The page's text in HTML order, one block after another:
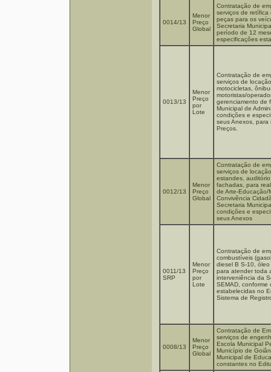
0014/13
Menor
Preço
Global
Contratação de
serviços de retífica
peças para os
Secretaria
período de 12
especificações
0013/13
Menor
Preço
por
Lote
Contratação de
serviços de
motocicletas,
motoristas/
gerenciamento de
Municipal de
condições e
seus Anexos, para
Preços.
0012/13
Menor
Preço
Global
Contratação de
serviços de
estandes,
fachadas, para
de Arte-Educação/
Convivência
Secretaria
condições e
seus Anexos
0011/13
SRP
Menor
Preço
por
Lote
Contratação de
combustíveis
diesel B S-10,
para atender toda
interveniência da
SEMAD, conforme
estabelecidas no
Sistema de
0008/13
Menor
Preço
Global
Contratação de
serviços de
Escola Municipal
Município de
Municipal de
constantes no